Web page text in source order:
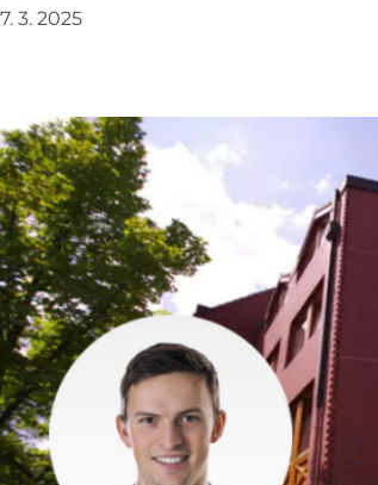
7. 3. 2025